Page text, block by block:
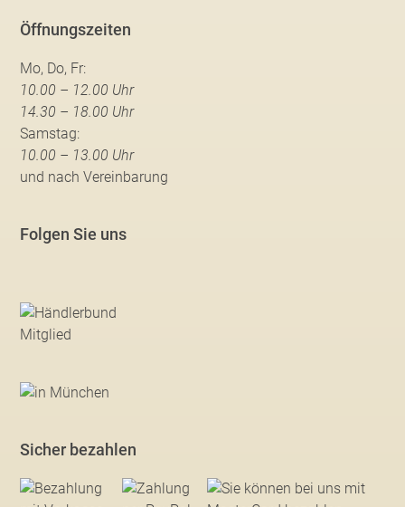
Öffnungszeiten
Mo, Do, Fr:
10.00 – 12.00 Uhr
14.30 – 18.00 Uhr
Samstag:
10.00 – 13.00 Uhr
und nach Vereinbarung
Folgen Sie uns
Sicher bezahlen